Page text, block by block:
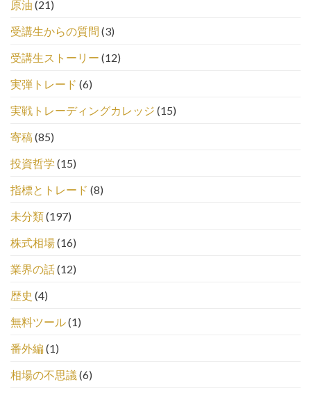
原油 (21)
受講生からの質問 (3)
受講生ストーリー (12)
実弾トレード (6)
実戦トレーディングカレッジ (15)
寄稿(85)
投資哲学 (15)
指標とトレード (8)
未分類(197)
株式相場(16)
業界の話(12)
歴史 (4)
無料ツール(1)
番外編(1)
相場の不思議 (6)